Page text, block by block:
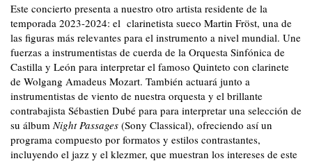
Este concierto presenta a nuestro otro artista residente de la
temporada 2023-2024: el clarinetista sueco Martin Fröst, una de
las figuras más relevantes para el instrumento a nivel mundial. Une
fuerzas a instrumentistas de cuerda de la Orquesta Sinfónica de
Castilla y León para interpretar el famoso Quinteto con clarinete
de Wolgang Amadeus Mozart. También actuará junto a
instrumentistas de viento de nuestra orquesta y el brillante
contrabajista Sébastien Dubé para para interpretar una selección de
su álbum Night Passages (Sony Classical), ofreciendo así un
programa compuesto por formatos y estilos contrastantes,
incluyendo el jazz y el klezmer, que muestran los intereses de este